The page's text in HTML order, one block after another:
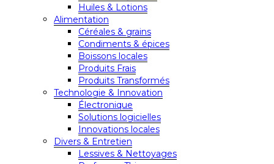
Huiles & Lotions
Alimentation
Céréales & grains
Condiments & épices
Boissons locales
Produits Frais
Produits Transformés
Technologie & Innovation
Électronique
Solutions logicielles
Innovations locales
Divers & Entretien
Lessives & Nettoyages